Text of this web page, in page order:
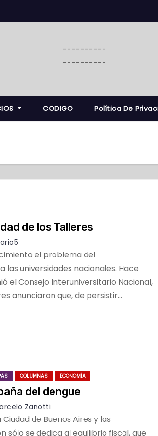
----------
----------
CODIGO Política De
de los Talleres
el problema del
las universidades nacionales. Hace
el Consejo Interuniversitario Nacional,
anunciaron que, de persistir…
COLUMNAS ECONOMÍA
del dengue
Zanotti
de Buenos Aires y las
sólo se dedica al equilibrio fiscal, que